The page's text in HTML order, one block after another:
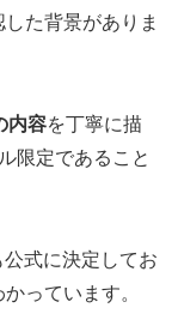
た背景がありま
内容を丁寧に描
限定であること
式に決定してお
っています。